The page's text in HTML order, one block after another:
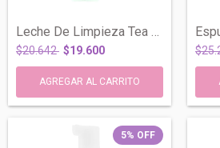
Leche De Limpieza Tea Tree Oil Piel Gras...
$20.642 $19.600
5% OFF